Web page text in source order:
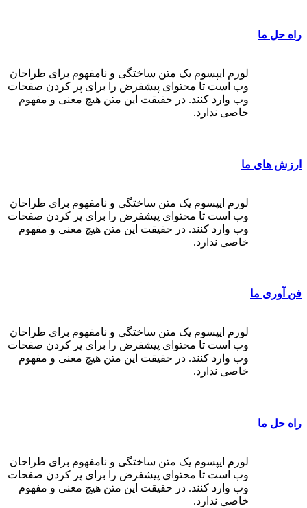
راه حل ما
لورم ایپسوم یک متن ساختگی و نامفهوم برای طراحان
وب است تا محتوای پیشفرض را برای پر کردن صفحات
وب وارد کنند. در حقیقت این متن هیچ معنی و مفهوم
خاصی ندارد.
ارزش های ما
لورم ایپسوم یک متن ساختگی و نامفهوم برای طراحان
وب است تا محتوای پیشفرض را برای پر کردن صفحات
وب وارد کنند. در حقیقت این متن هیچ معنی و مفهوم
خاصی ندارد.
فن آوری ما
لورم ایپسوم یک متن ساختگی و نامفهوم برای طراحان
وب است تا محتوای پیشفرض را برای پر کردن صفحات
وب وارد کنند. در حقیقت این متن هیچ معنی و مفهوم
خاصی ندارد.
راه حل ما
لورم ایپسوم یک متن ساختگی و نامفهوم برای طراحان
وب است تا محتوای پیشفرض را برای پر کردن صفحات
وب وارد کنند. در حقیقت این متن هیچ معنی و مفهوم
خاصی ندارد.